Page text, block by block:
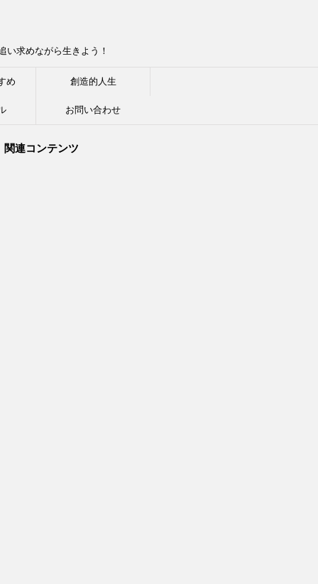
求めながら生きよう！
め 創造的人生
お問い合わせ
関連コンテンツ